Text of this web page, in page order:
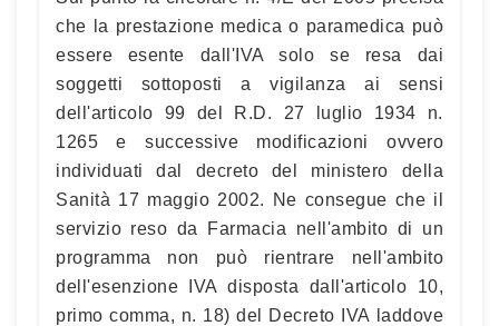
che la prestazione medica o paramedica può
essere esente dall'IVA solo se resa dai
soggetti sottoposti a vigilanza ai sensi
dell'articolo 99 del R.D. 27 luglio 1934 n.
1265 e successive modificazioni ovvero
individuati dal decreto del ministero della
Sanità 17 maggio 2002. Ne consegue che il
servizio reso da Farmacia nell'ambito di un
programma non può rientrare nell'ambito
dell'esenzione IVA disposta dall'articolo 10,
primo comma, n. 18) del Decreto IVA laddove